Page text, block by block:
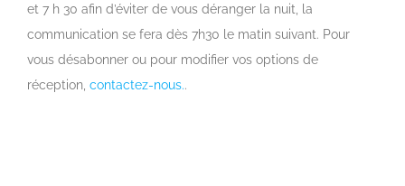
et 7 h 30 afin d’éviter de vous déranger la nuit, la
communication se fera dès 7h30 le matin suivant. Pour
vous désabonner ou pour modifier vos options de
réception, contactez-nous..